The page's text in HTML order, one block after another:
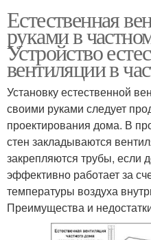
Естественная
руками в
Устройство
вентиляции в
Установку естественной
своими руками следует
проектирования дома. В
стен закладываются
закрепляются трубы, если
эффективно работает за
температуры воздуха
Преимущества и